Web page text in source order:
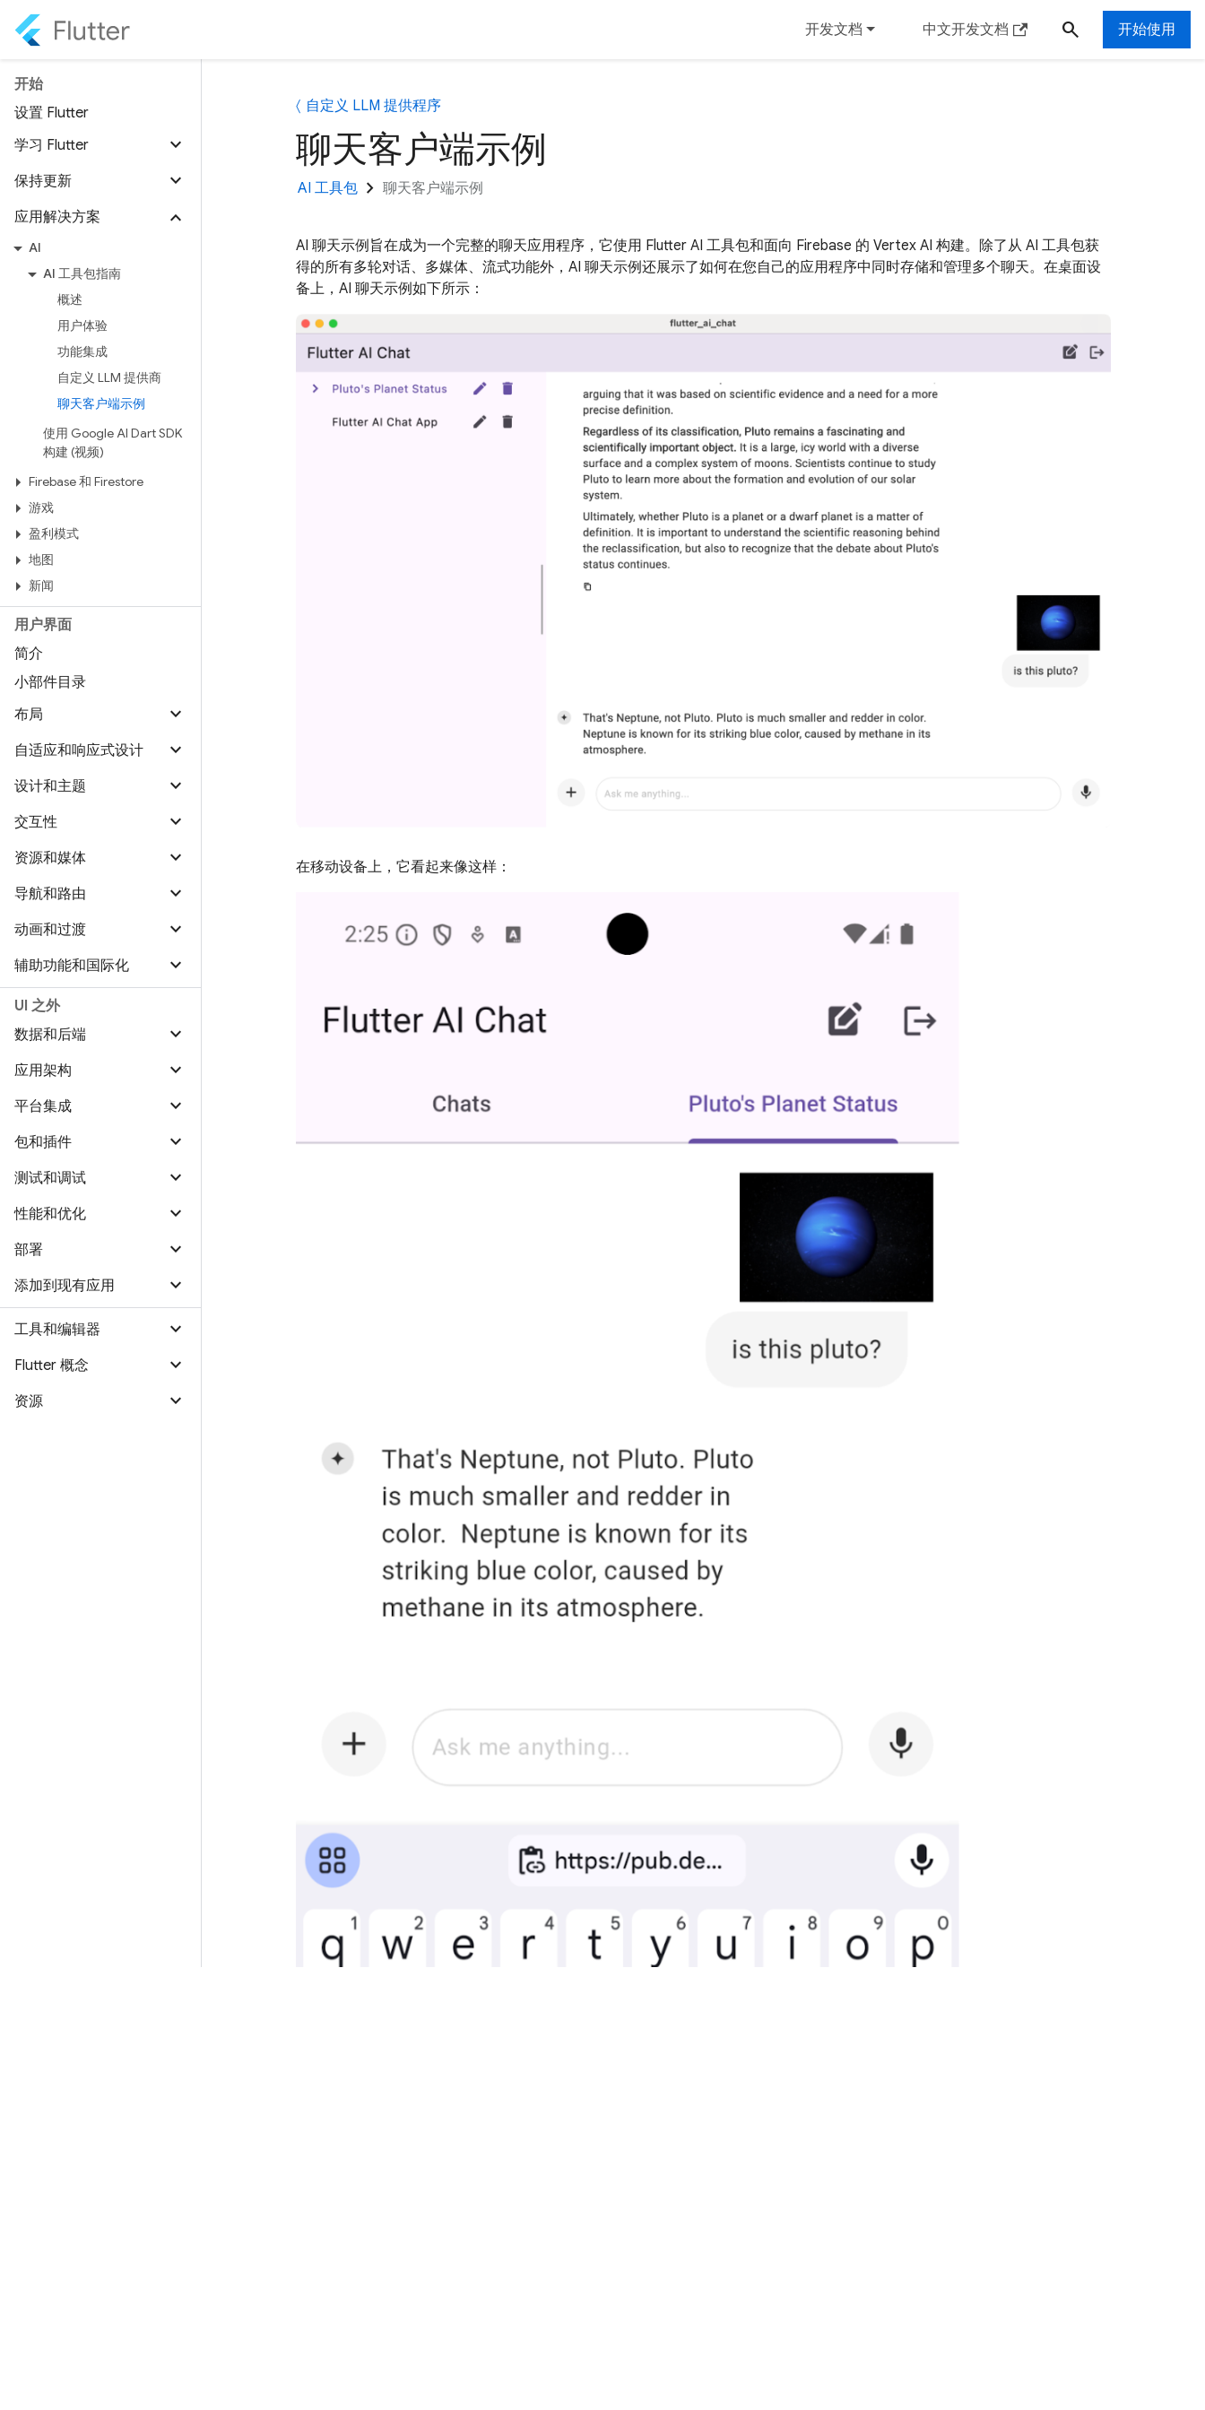
开发文档 中文开发文档 开始使用
开始
设置 Flutter
学习 Flutter
保持更新
应用解决方案
AI
AI 工具包指南
概述
用户体验
功能集成
自定义 LLM 提供商
聊天客户端示例
使用 Google AI Dart SDK
构建 (视频)
Firebase 和 Firestore
游戏
盈利模式
地图
新闻
用户界面
简介
小部件目录
布局
自适应和响应式设计
设计和主题
交互性
资源和媒体
导航和路由
动画和过渡
辅助功能和国际化
UI 之外
数据和后端
应用架构
平台集成
包和插件
测试和调试
性能和优化
部署
添加到现有应用
工具和编辑器
Flutter 概念
资源
自定义 LLM 提供程序
聊天客户端示例
AI 工具包 chevron_right 聊天客户端示例
AI 聊天示例旨在成为一个完整的聊天应用程序，它使用 Flutter AI 工具包和面向 Firebase 的 Vertex AI 构建。除了从 AI 工具包获
得的所有多轮对话、多媒体、流式功能外，AI 聊天示例还展示了如何在您自己的应用程序中同时存储和管理多个聊天。在桌面设
备上，AI 聊天示例如下所示：
在移动设备上，它看起来像这样：